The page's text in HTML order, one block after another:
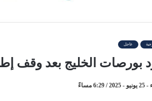
عاجل
بورصات الخليج بعد وقف
مساءً